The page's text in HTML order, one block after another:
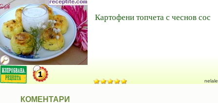
Картофени топчета с чеснов сос
nelale
КОМЕНТАРИ